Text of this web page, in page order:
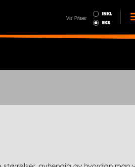
Vis Priser
INKL
EKS